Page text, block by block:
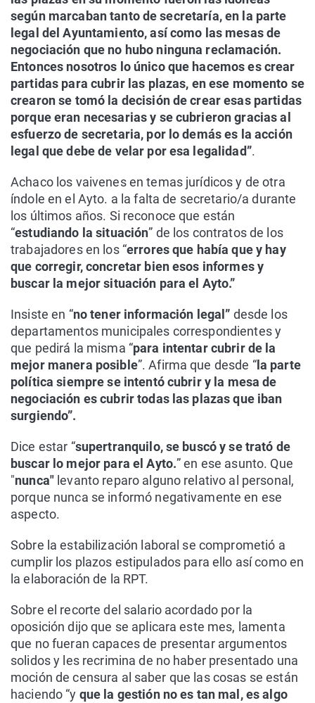
según marcaban tanto de secretaría, en la parte
legal del Ayuntamiento, así como las mesas de
negociación que no hubo ninguna reclamación.
Entonces nosotros lo único que hacemos es crear
partidas para cubrir las plazas, en ese momento se
crearon se tomó la decisión de crear esas partidas
porque eran necesarias y se cubrieron gracias al
esfuerzo de secretaria, por lo demás es la acción
legal que debe de velar por esa legalidad”.
Achaco los vaivenes en temas jurídicos y de otra
índole en el Ayto. a la falta de secretario/a durante
los últimos años. Si reconoce que están
“estudiando la situación” de los contratos de los
trabajadores en los “errores que había que y hay
que corregir, concretar bien esos informes y
buscar la mejor situación para el Ayto.”
Insiste en “no tener información legal” desde los
departamentos municipales correspondientes y
que pedirá la misma “para intentar cubrir de la
mejor manera posible”. Afirma que desde “la parte
política siempre se intentó cubrir y la mesa de
negociación es cubrir todas las plazas que iban
surgiendo”.
Dice estar “supertranquilo, se buscó y se trató de
buscar lo mejor para el Ayto.” en ese asunto. Que
"nunca"levanto reparo alguno relativo al personal,
porque nunca se informó negativamente en ese
aspecto.
Sobre la estabilización laboral se comprometió a
cumplir los plazos estipulados para ello así como en
la elaboración de la RPT.
Sobre el recorte del salario acordado por la
oposición dijo que se aplicara este mes, lamenta
que no fueran capaces de presentar argumentos
solidos y les recrimina de no haber presentado una
moción de censura al saber que las cosas se están
haciendo “y que la gestión no es tan mal, es algo